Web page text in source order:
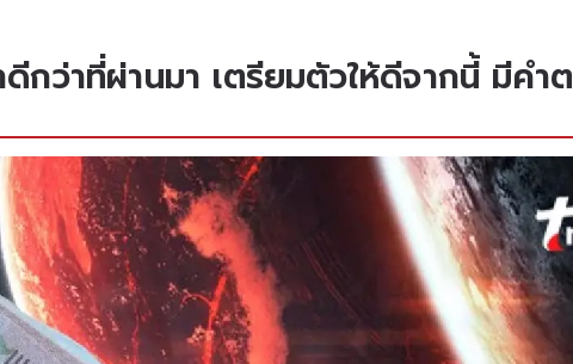
กว่าที่ผ่านมา เตรียมตัวให้ดีจากนี้ มีคำ